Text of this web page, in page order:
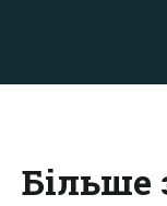
Більше